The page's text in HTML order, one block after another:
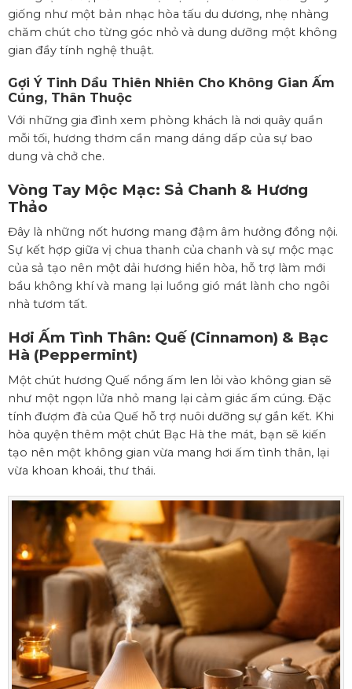
giống như một bản nhạc hòa tấu du dương, nhẹ nhàng
chăm chút cho từng góc nhỏ và dung dưỡng một không
gian đầy tính nghệ thuật.
Gợi Ý Tinh Dầu Thiên Nhiên Cho Không Gian Ấm
Cúng, Thân Thuộc
Với những gia đình xem phòng khách là nơi quây quần
mỗi tối, hương thơm cần mang dáng dấp của sự bao
dung và chở che.
Vòng Tay Mộc Mạc: Sả Chanh & Hương
Thảo
Đây là những nốt hương mang đậm âm hưởng đồng nội.
Sự kết hợp giữa vị chua thanh của chanh và sự mộc mạc
của sả tạo nên một dải hương hiền hòa, hỗ trợ làm mới
bầu không khí và mang lại luồng gió mát lành cho ngôi
nhà tươm tất.
Hơi Ấm Tình Thân: Quế(Cinnamon) & Bạc
Hà (Peppermint)
Một chút hương Quế nồng ấm len lỏi vào không gian sẽ
như một ngọn lửa nhỏ mang lại cảm giác ấm cúng. Đặc
tính đượm đà của Quế hỗ trợ nuôi dưỡng sự gắn kết. Khi
hòa quyện thêm một chút Bạc Hà the mát, bạn sẽ kiến
tạo nên một không gian vừa mang hơi ấm tình thân, lại
vừa khoan khoái, thư thái.